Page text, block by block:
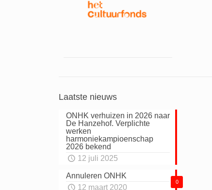
Laatste nieuws
ONHK verhuizen in 2026 naar
De Hanzehof. Verplichte
werken
harmoniekampioenschap
2026 bekend
12 juli 2025
0
Annuleren ONHK
12 maart 2020